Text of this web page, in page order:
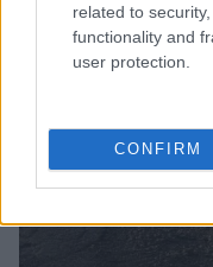
related to
functionality and
user protection.
CONFIRM